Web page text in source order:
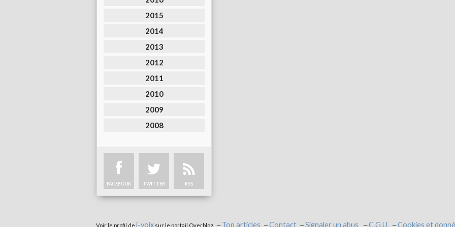
2015
2014
2013
2012
2011
2010
2009
2008
FACEBOOK TWITTER RSS
Voir le profil de i-voixsur le portail Overblog Top articles Contact Signaler un abus C.G.U. Cookies et